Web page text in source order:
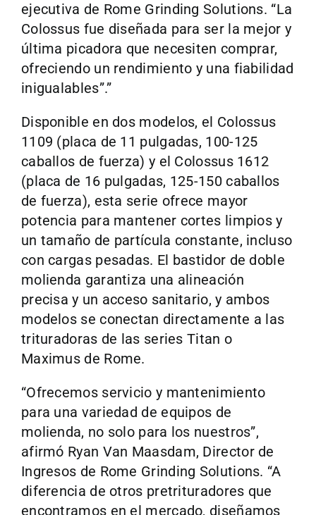
ejecutiva de Rome Grinding Solutions. “La
Colossus fue diseñada para ser la mejor y
última picadora que necesiten comprar,
ofreciendo un rendimiento y una fiabilidad
inigualables”.”
Disponible en dos modelos, el Colossus
1109 (placa de 11 pulgadas, 100-125
caballos de fuerza) y el Colossus 1612
(placa de 16 pulgadas, 125-150 caballos
de fuerza), esta serie ofrece mayor
potencia para mantener cortes limpios y
un tamaño de partícula constante, incluso
con cargas pesadas. El bastidor de doble
molienda garantiza una alineación
precisa y un acceso sanitario, y ambos
modelos se conectan directamente a las
trituradoras de las series Titan o
Maximus de Rome.
“Ofrecemos servicio y mantenimiento
para una variedad de equipos de
molienda, no solo para los nuestros”,
afirmó Ryan Van Maasdam, Director de
Ingresos de Rome Grinding Solutions. “A
diferencia de otros pretrituradores que
encontramos en el mercado, diseñamos